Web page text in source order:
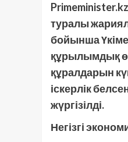
туралы
бойынша
құрылымдық
құралдарын
іскерлік
жүргізілді.
Негізгі